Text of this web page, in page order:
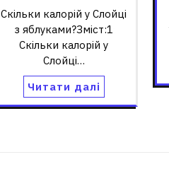
Скільки калорій у Слойці
з яблуками?Зміст:1
Скільки калорій у
Слойці…
Читати далі